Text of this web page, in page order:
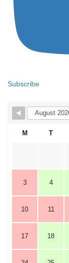
Subscribe
M T
3 4
10 11
17 18